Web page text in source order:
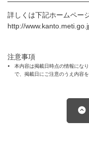
詳しくは下記ホームペー
http://
注意事項
本内容は掲載日時点の情報にな
で、掲載日にご注意のうえ内容を